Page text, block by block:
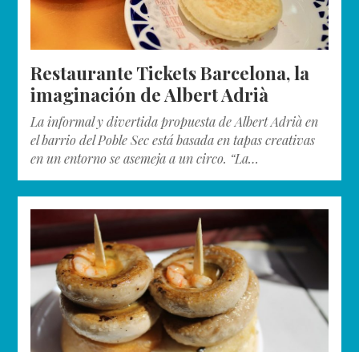
Restaurante Tickets Barcelona, la
imaginación de Albert Adrià
La informal y divertida propuesta de Albert Adrià en
el barrio del Poble Sec está basada en tapas creativas
en un entorno se asemeja a un circo. “La…